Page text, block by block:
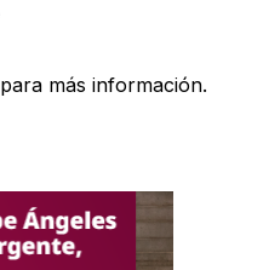
para más información.